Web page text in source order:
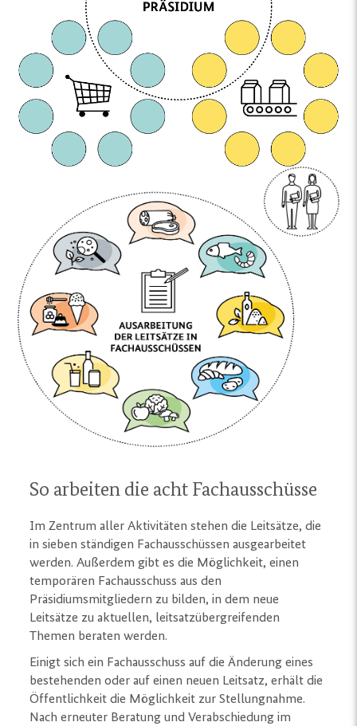
So arbeiten die acht Fachausschüsse
Im Zentrum aller Aktivitäten stehen die Leitsätze, die
in sieben ständigen Fachausschüssen ausgearbeitet
werden. Außerdem gibt es die Möglichkeit, einen
temporären Fachausschuss aus den
Präsidiumsmitgliedern zu bilden, in dem neue
Leitsätze zu aktuellen, leitsatzübergreifenden
Themen beraten werden.
Einigt sich ein Fachausschuss auf die Änderung eines
bestehenden oder auf einen neuen Leitsatz, erhält die
Öffentlichkeit die Möglichkeit zur Stellungnahme.
Nach erneuter Beratung und Verabschiedung im